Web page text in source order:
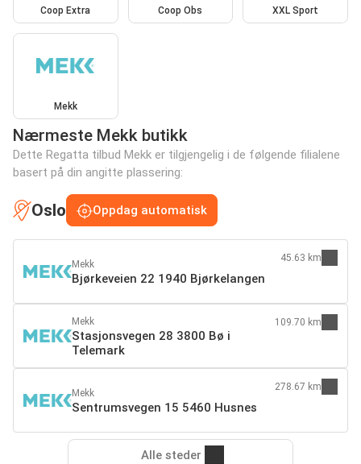
Coop Extra Coop Obs XXL Sport
Mekk
Nærmeste Mekk butikk
Dette Regatta tilbud Mekk er tilgjengelig i de følgende filialene
basert på din angitte plassering:
Oslo Oppdag automatisk
Mekk
Bjørkeveien 22 1940 Bjørkelangen
45.63 km
Mekk
Stasjonsvegen 28 3800 Bø i
Telemark
109.70 km
Mekk
Sentrumsvegen 15 5460 Husnes
278.67 km
Alle steder